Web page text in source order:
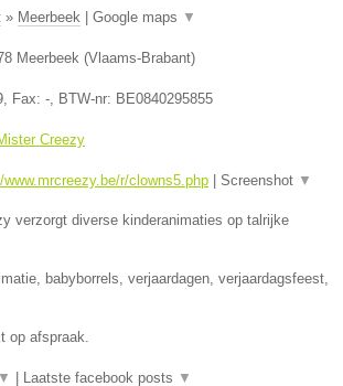
» Meerbeek Google maps ▼
Meerbeek (Vlaams-Brabant)
, Fax: -, BTW-nr: BE0840295855
Creezy
www.mrcreezy.be/r/clowns5.php Screenshot ▼
verzorgt diverse kinderanimaties op talrijke
babyborrels, verjaardagen, verjaardagsfeest,
op afspraak.
▼ Laatste facebook posts ▼